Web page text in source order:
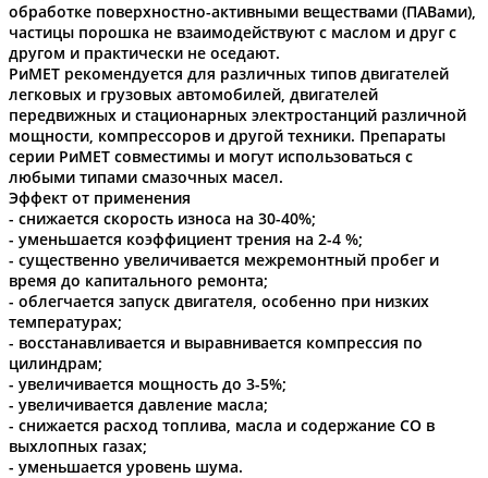
обработке поверхностно-активными веществами (ПАВами),
частицы порошка не взаимодействуют с маслом и друг с
другом и практически не оседают.
РиМЕТ рекомендуется для различных типов двигателей
легковых и грузовых автомобилей, двигателей
передвижных и стационарных электростанций различной
мощности, компрессоров и другой техники. Препараты
серии РиМЕТ совместимы и могут использоваться с
любыми типами смазочных масел.
Эффект от применения
- снижается скорость износа на 30-40%;
- уменьшается коэффициент трения на 2-4 %;
- существенно увеличивается межремонтный пробег и
время до капитального ремонта;
- облегчается запуск двигателя, особенно при низких
температурах;
- восстанавливается и выравнивается компрессия по
цилиндрам;
- увеличивается мощность до 3-5%;
- увеличивается давление масла;
- снижается расход топлива, масла и содержание СО в
выхлопных газах;
- уменьшается уровень шума.